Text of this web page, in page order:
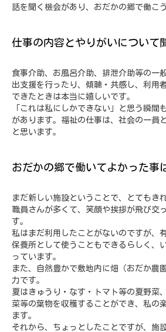
話を聞く機会があり、おだかの郷で働こ
仕事の内容とやりがいについて
食事介助、お風呂介助、排泄介助等の一
出支援を行ったり、傾聴・共感し、利用
できたときは本当に嬉しいです。
「これは私にしかできない」と思う瞬間
があります。福祉の仕事は、社会の一員
と思います。
おだかの郷で働いてよかった事
まだ新しい施設ということで、とてもき
職員さんが多くて、笑顔や挨拶が飛び交
す。
私はまだ利用したことがないのですが、
保養所として使うこともできるらしく、
っています。
また、自然豊かで敷地内に畑（おだか農
力です。
夏はきゅうり・なす・トマト等の夏野菜
菜等の葉物を収穫することができ、私の
ます。
それから、ちょっとしたことですが、施